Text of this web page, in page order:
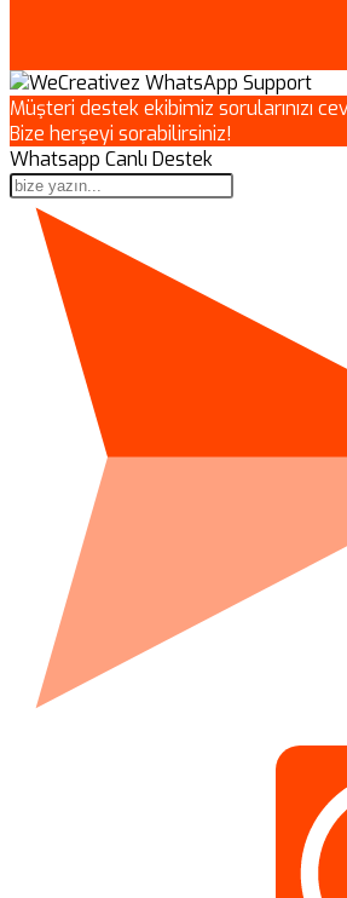
Müşteri destek ekibimiz sorularınızı
Bize herşeyi sorabilirsiniz!
Whatsapp Canlı Destek